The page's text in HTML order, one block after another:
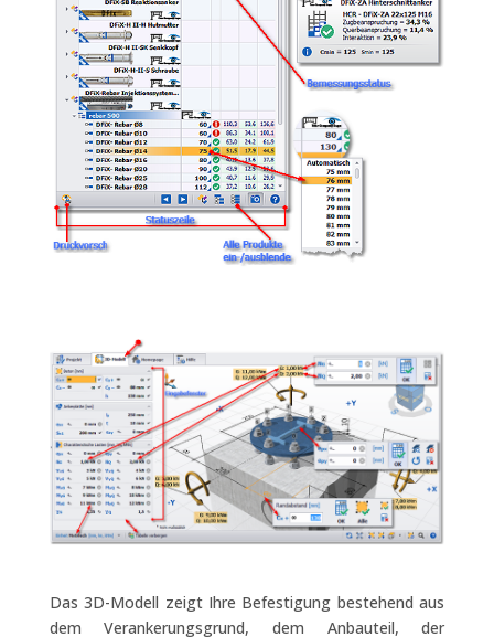
Das 3D-Modell zeigt Ihre Befestigung bestehend aus
dem Verankerungsgrund, dem Anbauteil, der